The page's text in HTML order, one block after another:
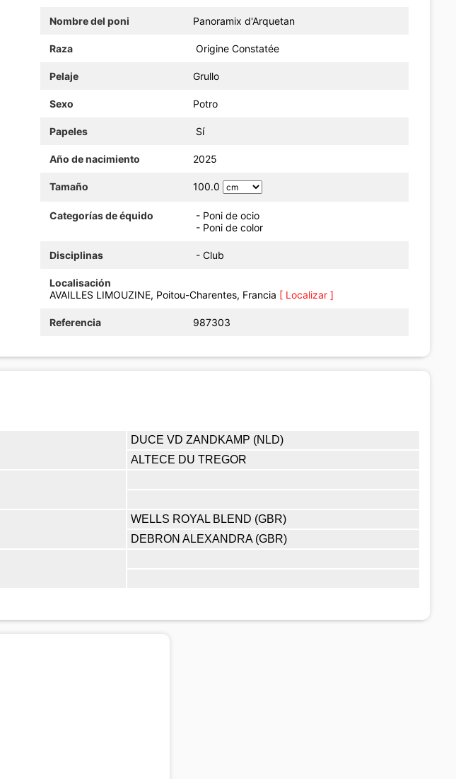
Nombre del poni Panoramix d'Arquetan
Raza Origine Constatée
Pelaje Grullo
Sexo Potro
Papeles Sí
Año de nacimiento 2025
Tamaño 100.0
Categorías de équido
- Poni de ocio
- Poni de color
Disciplinas - Club
Localisación
AVAILLES LIMOUZINE, Poitou-Charentes, Francia [ Localizar ]
Referencia 987303
DUCE VD ZANDKAMP (NLD)
ALTECE DU TREGOR
WELLS ROYAL BLEND (GBR)
DEBRON ALEXANDRA (GBR)